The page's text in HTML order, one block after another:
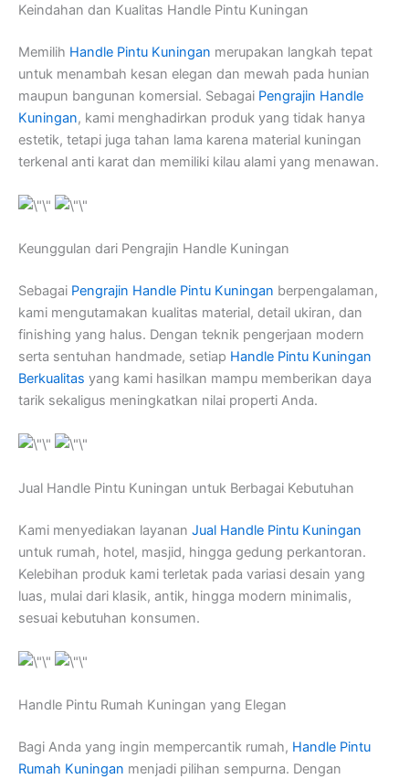
Keindahan dan Kualitas Handle Pintu Kuningan
Memilih Handle Pintu Kuningan merupakan langkah tepat
untuk menambah kesan elegan dan mewah pada hunian
maupun bangunan komersial. Sebagai Pengrajin Handle
Kuningan, kami menghadirkan produk yang tidak hanya
estetik, tetapi juga tahan lama karena material kuningan
terkenal anti karat dan memiliki kilau alami yang menawan.
Keunggulan dari Pengrajin Handle Kuningan
Sebagai Pengrajin Handle Pintu Kuningan berpengalaman,
kami mengutamakan kualitas material, detail ukiran, dan
finishing yang halus. Dengan teknik pengerjaan modern
serta sentuhan handmade, setiap Handle Pintu Kuningan
Berkualitas yang kami hasilkan mampu memberikan daya
tarik sekaligus meningkatkan nilai properti Anda.
Jual Handle Pintu Kuningan untuk Berbagai Kebutuhan
Kami menyediakan layanan Jual Handle Pintu Kuningan
untuk rumah, hotel, masjid, hingga gedung perkantoran.
Kelebihan produk kami terletak pada variasi desain yang
luas, mulai dari klasik, antik, hingga modern minimalis,
sesuai kebutuhan konsumen.
Handle Pintu Rumah Kuningan yang Elegan
Bagi Anda yang ingin mempercantik rumah, Handle Pintu
Rumah Kuningan menjadi pilihan sempurna. Dengan